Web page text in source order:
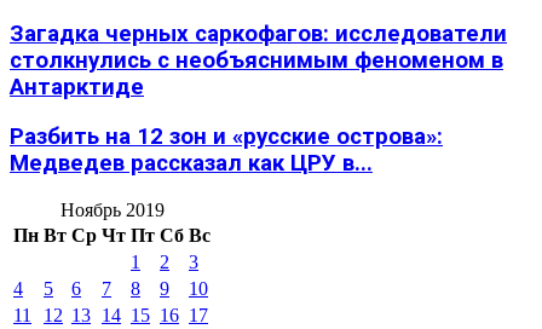
Загадка черных саркофагов: исследователи
столкнулись с необъяснимым феноменом в
Антарктиде
Разбить на 12 зон и «русские острова»:
Медведев рассказал как ЦРУ в...
Ноябрь 2019
Пн Вт Ср Чт Пт Сб Вс
1
2
3
4
5 6 7 8 9
10
11
12 13 14 15 16 17